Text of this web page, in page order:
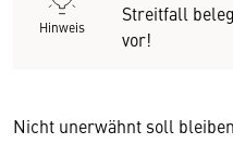
Hinweis
Streitfall
vor!
Nicht unerwähnt soll